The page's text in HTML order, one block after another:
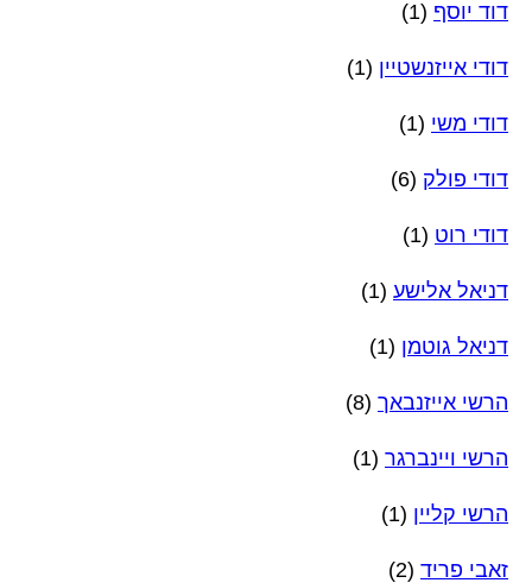
דוד יוסף (1)
דודי אייזנשטיין (1)
דודי משי (1)
דודי פולק (6)
דודי רוט (1)
דניאל אלישע (1)
דניאל גוטמן (1)
הרשי אייזנבאך (8)
הרשי ויינברגר (1)
הרשי קליין (1)
זאבי פריד (2)